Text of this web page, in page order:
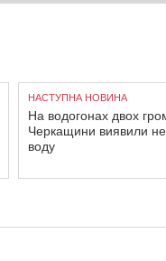
НАСТУПНА НОВИНА
На водогонах двох
Черкащини виявили
воду